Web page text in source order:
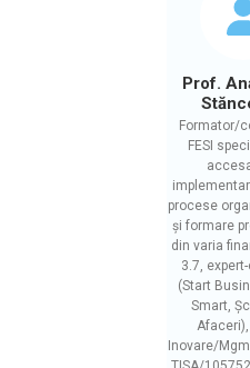
Prof.
Formator/
FESI
procese
și formare
din varia
3.7,
(Start
Smart,
Inovare/